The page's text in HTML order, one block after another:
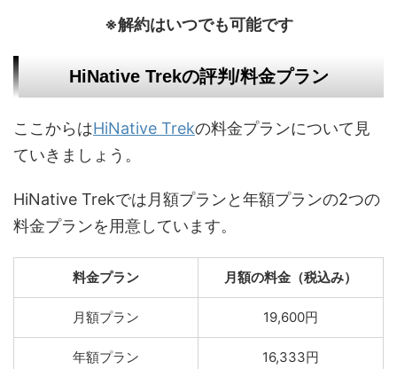
※解約はいつでも可能です
HiNative Trekの評判/料金プラン
ここからはHiNative Trekの料金プランについて見
ていきましょう。
HiNative Trekでは月額プランと年額プランの2つの
料金プランを用意しています。
料金プラン 月額の料金（税込み）
月額プラン 19,600円
年額プラン
16,333円